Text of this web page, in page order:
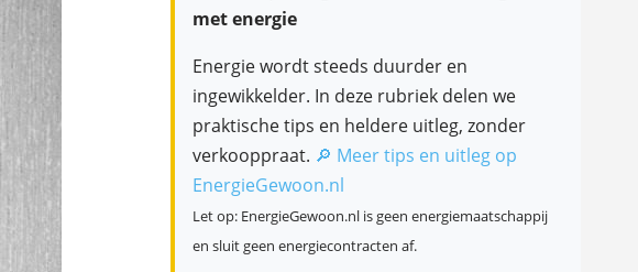
met energie
Energie wordt steeds duurder en
ingewikkelder. In deze rubriek delen we
praktische tips en heldere uitleg, zonder
verkooppraat. 🔎 Meer tips en uitleg op
EnergieGewoon.nl
Let op: EnergieGewoon.nl is geen energiemaatschappij
en sluit geen energiecontracten af.